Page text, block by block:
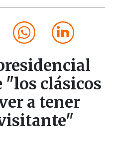
"los clásicos
a tener